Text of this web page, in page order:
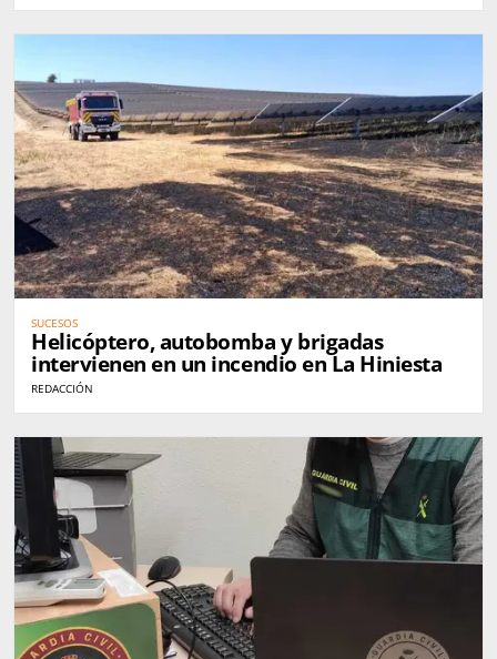
SUCESOS
Helicóptero, autobomba y brigadas
intervienen en un incendio en La Hiniesta
REDACCIÓN